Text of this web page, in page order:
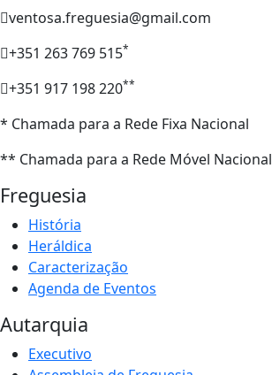
ventosa.freguesia@gmail.com
+351 263 769 515*
+351 917 198 220**
* Chamada para a Rede Fixa Nacional
** Chamada para a Rede Móvel Nacional
Freguesia
História
Heráldica
Caracterização
Agenda de Eventos
Autarquia
Executivo